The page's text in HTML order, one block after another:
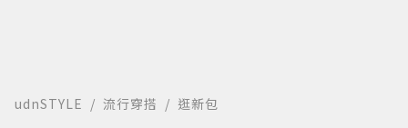
udnSTYLE 流行穿搭 逛新包